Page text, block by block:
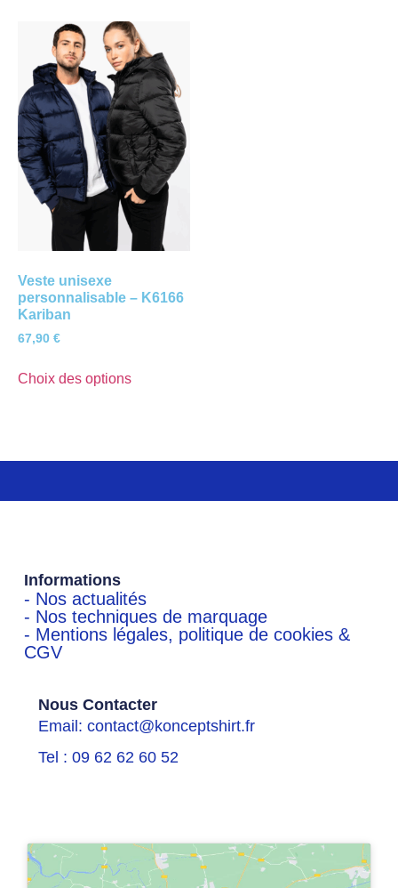
Veste unisexe
personnalisable – K6166
Kariban
67,90 €
Choix des options
Informations
- Nos actualités
- Nos techniques de marquage
- Mentions légales, politique de cookies &
CGV
Nous Contacter
Email: contact@konceptshirt.fr
Tel : 09 62 62 60 52